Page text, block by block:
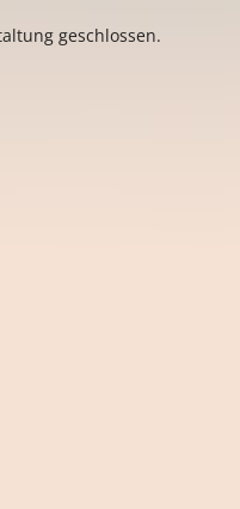
geschlossen.